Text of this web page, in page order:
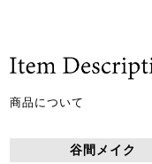
商品について
谷間メイク